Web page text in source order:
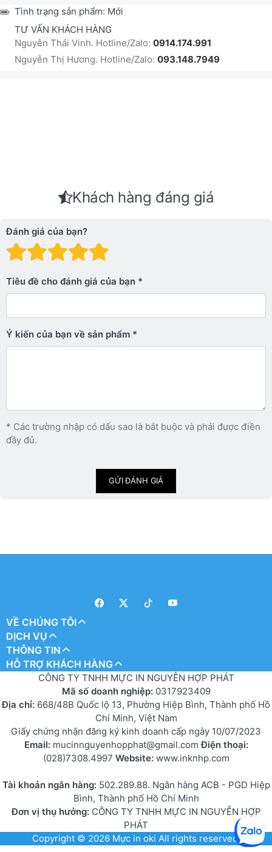
Tình trạng sản phẩm: Mới
TƯ VẤN KHÁCH HÀNG
Nguyễn Thái Vinh. Hotline/Zalo: 0914.174.991
Nguyễn Thị Hương. Hotline/Zalo: 093.148.7949
Khách hàng đáng giá
Đánh giá của bạn?
Đánh giá: 4 trên 5
Đánh giá: 3 trên 5 sao.
Đánh giá: 2 trên 5 sao.
Đánh giá: 1 trên 5 sao. Xấu
Tiêu đề cho đánh giá của bạn
Ý kiến ​​của bạn về sản phẩm
* Các trường nhập có dấu sao là bắt buộc và phải được điền
đầy đủ.
GỬI ĐÁNH GIÁ
VỀ CHÚNG TÔI
DỊCH VỤ
THÔNG TIN
HỖ TRỢ KHÁCH HÀNG
CÔNG TY TNHH MỰC IN NGUYỄN HỢP PHÁT
Mã số doanh nghiệp: 0317923409
Địa chỉ: 668/48B Quốc lộ 13, Phường Hiệp Bình, Thành phố Hồ
Chí Minh, Việt Nam
Giấy chứng nhận đăng ký kinh doanh cấp ngày 10/07/2023
Email: mucinnguyenhopphat@gmail.comĐiện thoại:
(028)7308.4997 Website: www.inknhp.com
Tài khoản ngân hàng: 502.289.88. Ngân hàng ACB - PGD Hiệp
Bình, Thành phố Hồ Chí Minh
Đơn vị thụ hưởng:CÔNG TY TNHH MỰC IN NGUYỄN HỢP
PHÁT
Copyright © 2026 Mực in oki All rights reserved.